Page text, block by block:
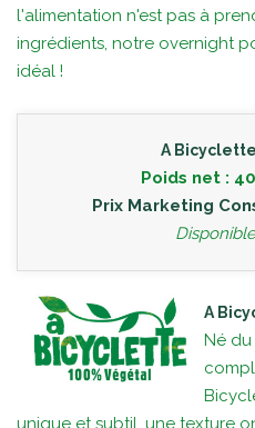
l'alimentation n'est pas à
ingrédients, notre overnight
idéal !
A
Poids net :
Prix Marketing
A
Né
unique et subtil, une texture